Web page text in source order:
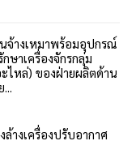
จ้างเหมาพร้อมอุปกรณ์
ษาเครื่องจักรกลุ่ม
ไหล่) ของฝ่ายผลิตด้าน
ล้างเครื่องปรับอากาศ